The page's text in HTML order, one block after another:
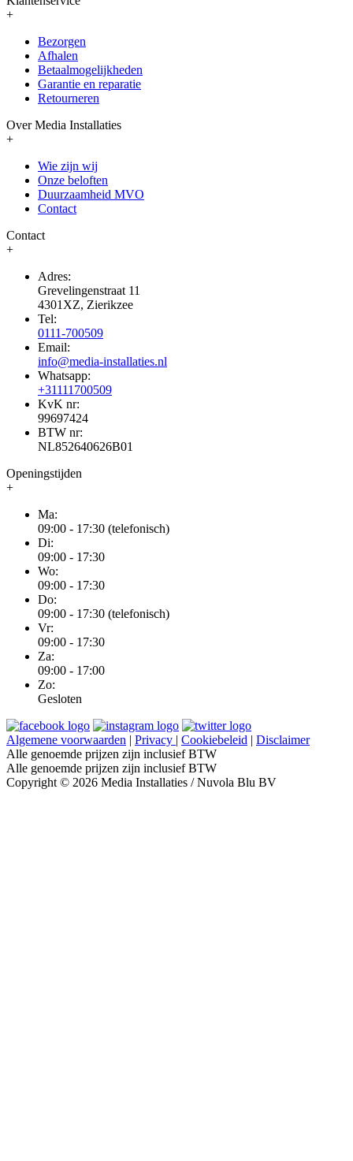
+
Bezorgen
Afhalen
Betaalmogelijkheden
Garantie en reparatie
Retourneren
Over Media Installaties
+
Wie zijn wij
Onze beloften
Duurzaamheid MVO
Contact
Contact
+
Adres:
Grevelingenstraat 11
4301XZ, Zierikzee
Tel:
0111-700509
Email:
info@media-installaties.nl
Whatsapp:
+31111700509
KvK nr:
99697424
BTW nr:
NL852640626B01
Openingstijden
+
Ma:
09:00 - 17:30 (telefonisch)
Di:
09:00 - 17:30
Wo:
09:00 - 17:30
Do:
09:00 - 17:30 (telefonisch)
Vr:
09:00 - 17:30
Za:
09:00 - 17:00
Zo:
Gesloten
Algemene voorwaarden | Privacy | Cookiebeleid | Disclaimer
Alle genoemde prijzen zijn inclusief BTW
Alle genoemde prijzen zijn inclusief BTW
Copyright © 2026 Media Installaties / Nuvola Blu BV